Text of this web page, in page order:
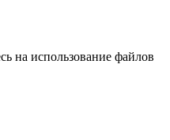
на использование файлов